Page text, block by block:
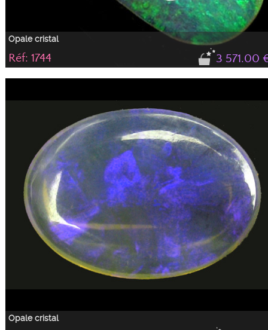
Opale cristal
3 571.00
Réf: 1744
Magnifique et éclatante opale cristal très limpide avec des feux verts et bleu
et changeants à la fois.
Opale cristal